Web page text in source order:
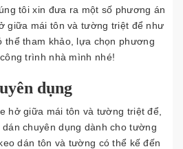
tôi xin đưa ra một số phương án
giữa mái tôn và tường triệt để như
thể tham khảo, lựa chọn phương
trình nhà mình nhé!
dụng
hở giữa mái tôn và tường triệt để,
chuyên dụng dành cho tường
dán tôn và tường có thể kế đến